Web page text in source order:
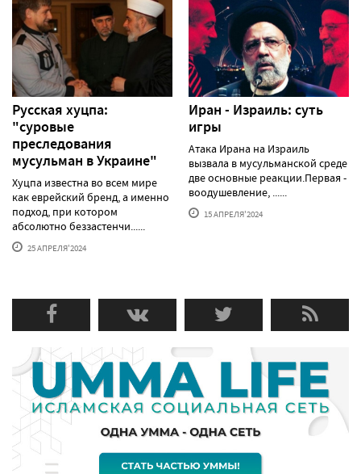
Русская хуцпа:
"суровые
преследования
мусульман в Украине"
Хуцпа известна во всем мире
как еврейский бренд, а именно
подход, при котором
абсолютно беззастенчи......
25 АПРЕЛЯ'2024
Иран - Израиль: суть
игры
Атака Ирана на Израиль
вызвала в мусульманской среде
две основные реакции.Первая -
воодушевление, ......
15 АПРЕЛЯ'2024